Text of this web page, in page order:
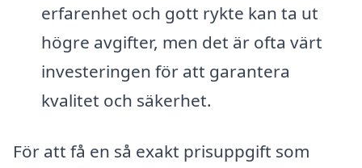
erfarenhet och gott rykte kan ta ut
högre avgifter, men det är ofta värt
investeringen för att garantera
kvalitet och säkerhet.
För att få en så exakt prisuppgift som